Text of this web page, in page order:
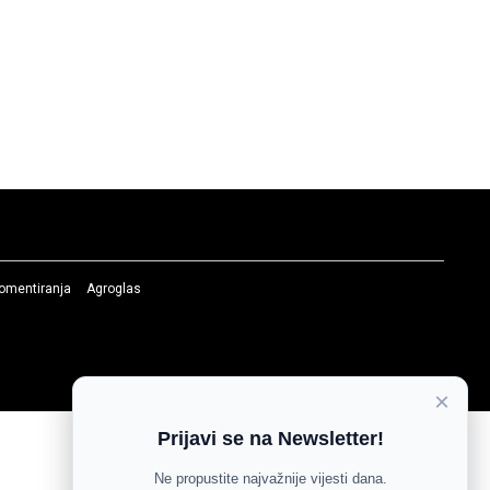
Agroglas
×
Prijavi se na Newsletter!
Ne propustite najvažnije vijesti dana.